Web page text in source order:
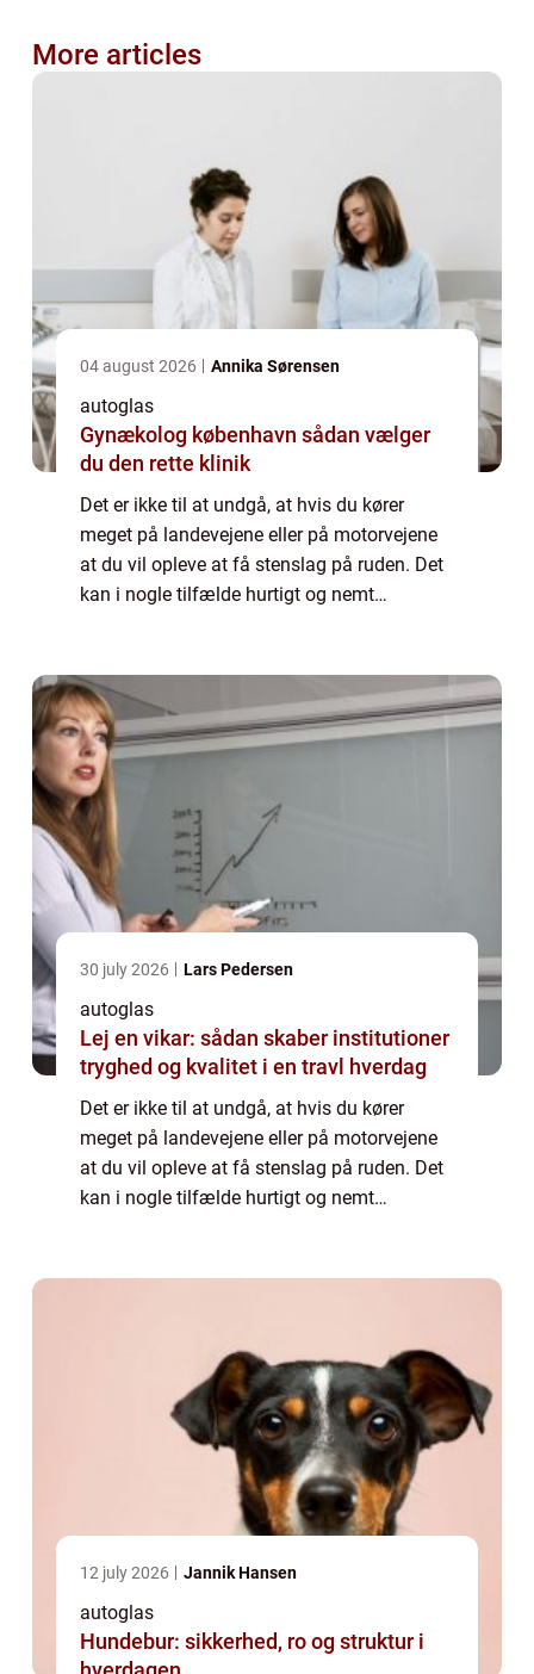
More articles
04 august 2026 Annika Sørensen
autoglas
Gynækolog københavn sådan vælger
du den rette klinik
Det er ikke til at undgå, at hvis du kører
meget på landevejene eller på motorvejene
at du vil opleve at få stenslag på ruden. Det
kan i nogle tilfælde hurtigt og nemt
30 july 2026 Lars Pedersen
autoglas
Lej en vikar: sådan skaber institutioner
tryghed og kvalitet i en travl hverdag
Det er ikke til at undgå, at hvis du kører
meget på landevejene eller på motorvejene
at du vil opleve at få stenslag på ruden. Det
kan i nogle tilfælde hurtigt og nemt
12 july 2026 Jannik Hansen
autoglas
Hundebur: sikkerhed, ro og struktur i